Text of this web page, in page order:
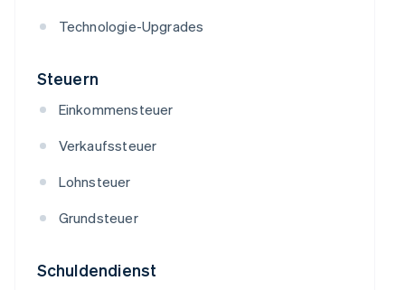
Technologie-Upgrades
Steuern
Einkommensteuer
Verkaufssteuer
Lohnsteuer
Grundsteuer
Schuldendienst